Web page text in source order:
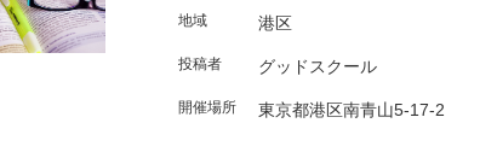
地域 港区
投稿者 グッドスクール
開催場所 東京都港区南青山5-17-2